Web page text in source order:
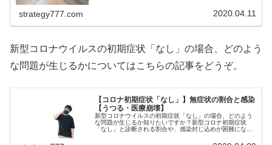
strategy777.com 2020.04.11
新型コロナウイルスの初期症状「なし」の場合、どのよう
な問題が生じるかについてはこちらの記事をどうぞ。
【コロナ初期症状「なし」】無症状の割合と感染
【うつる・医療崩壊】
新型コロナウイルスの初期症状「なし」の場合、どのよう
な問題が生じるか知りたいですか？新型コロナ初期症状
「なし」と診断される割合や、感染封じ込めが困難になる